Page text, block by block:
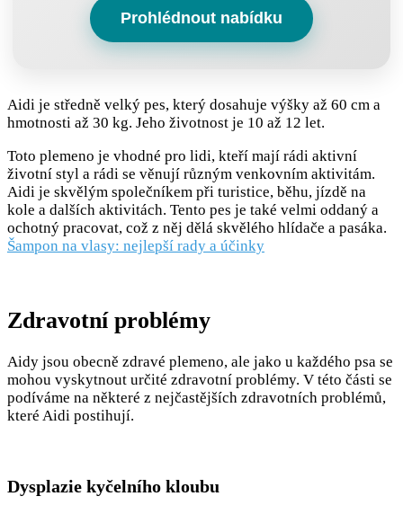
Prohlédnout nabídku
Aidi je středně velký pes, který dosahuje výšky až 60 cm a
hmotnosti až 30 kg. Jeho životnost je 10 až 12 let.
Toto plemeno je vhodné pro lidi, kteří mají rádi aktivní
životní styl a rádi se věnují různým venkovním aktivitám.
Aidi je skvělým společníkem při turistice, běhu, jízdě na
kole a dalších aktivitách. Tento pes je také velmi oddaný a
ochotný pracovat, což z něj dělá skvělého hlídače a pasáka.
Šampon na vlasy: nejlepší rady a účinky
Zdravotní problémy
Aidy jsou obecně zdravé plemeno, ale jako u každého psa se
mohou vyskytnout určité zdravotní problémy. V této části se
podíváme na některé z nejčastějších zdravotních problémů,
které Aidi postihují.
Dysplazie kyčelního kloubu